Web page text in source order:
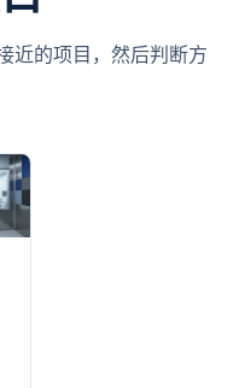
近的项目，然后判断方